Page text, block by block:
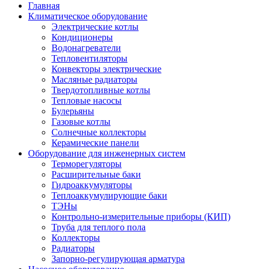
Главная
Климатическое оборудование
Электрические котлы
Кондиционеры
Водонагреватели
Тепловентиляторы
Конвекторы электрические
Масляные радиаторы
Твердотопливные котлы
Тепловые насосы
Булерьяны
Газовые котлы
Солнечные коллекторы
Керамические панели
Оборудование для инженерных систем
Терморегуляторы
Расширительные баки
Гидроаккумуляторы
Теплоаккумулирующие баки
ТЭНы
Контрольно-измерительные приборы (КИП)
Труба для теплого пола
Коллекторы
Радиаторы
Запорно-регулирующая арматура